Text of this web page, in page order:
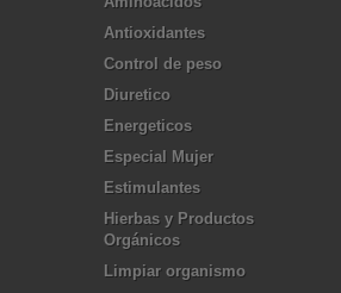
Antioxidantes
Control de peso
Diuretico
Energeticos
Especial Mujer
Estimulantes
Hierbas y Productos
Orgánicos
Limpiar organismo